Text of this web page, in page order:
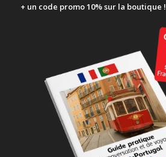
+ un code promo 10% sur la boutique !